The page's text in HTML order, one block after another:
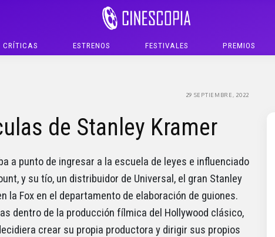
CRÍTICAS ESTRENOS FESTIVALES PREMIOS
29 SEPTIEMBRE, 2022
de Stanley Kramer
a punto de ingresar a la escuela de leyes e influenciado
y su tío, un distribuidor de Universal, el gran Stanley
la Fox en el departamento de elaboración de guiones.
dentro de la producción fílmica del Hollywood clásico,
crear su propia productora y dirigir sus propios